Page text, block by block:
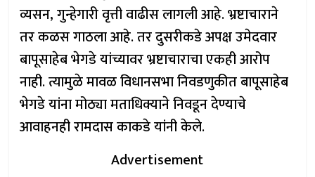
व्यसन, गुन्हेगारी वृत्ती वाढीस लागली आहे. भ्रष्टाचाराने
तर कळस गाठला आहे. तर दुसरीकडे अपक्ष उमेदवार
बापूसाहेब भेगडे यांच्यावर भ्रष्टाचाराचा एकही आरोप
नाही. त्यामुळे मावळ विधानसभा निवडणुकीत बापूसाहेब
भेगडे यांना मोठ्या मताधिक्याने निवडून देण्याचे
आवाहनही रामदास काकडे यांनी केले.
Advertisement